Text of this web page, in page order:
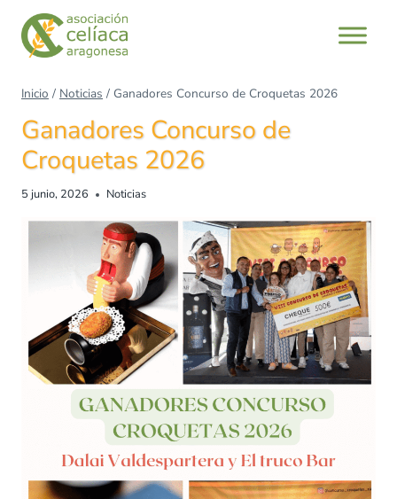
Saltar
contenido
Inicio / Noticias / Ganadores Concurso de Croquetas 2026
Ganadores Concurso de
Croquetas 2026
5 junio, 2026 Noticias